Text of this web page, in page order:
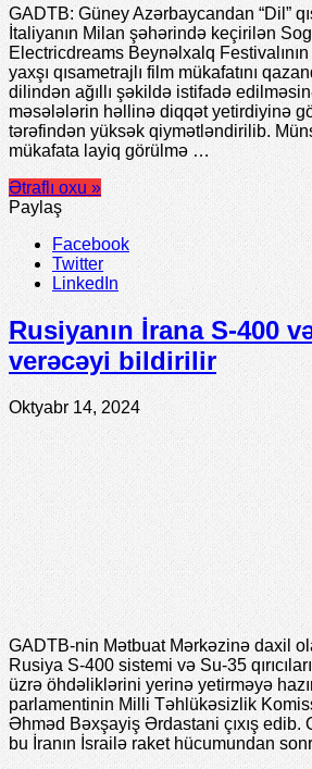
GADTB: Güney Azərbaycandan “Dil”
İtaliyanın Milan şəhərində keçirilən
Electricdreams Beynəlxalq
yaxşı qısametrajlı film mükafatını
dilindən ağıllı şəkildə istifadə
məsələlərin həllinə diqqət yetirdiyinə
tərəfindən yüksək qiymətləndirilib.
mükafata layiq görülmə …
Ətraflı oxu »
Paylaş
Facebook
Twitter
LinkedIn
Rusiyanın İrana S-400
verəcəyi bildirilir
Oktyabr 14, 2024
GADTB-nin Mətbuat Mərkəzinə daxil
Rusiya S-400 sistemi və Su-35
üzrə öhdəliklərini yerinə yetirməyə
parlamentinin Milli Təhlükəsizlik
Əhməd Bəxşayiş Ərdastani çıxış edib.
bu İranın İsrailə raket hücumundan